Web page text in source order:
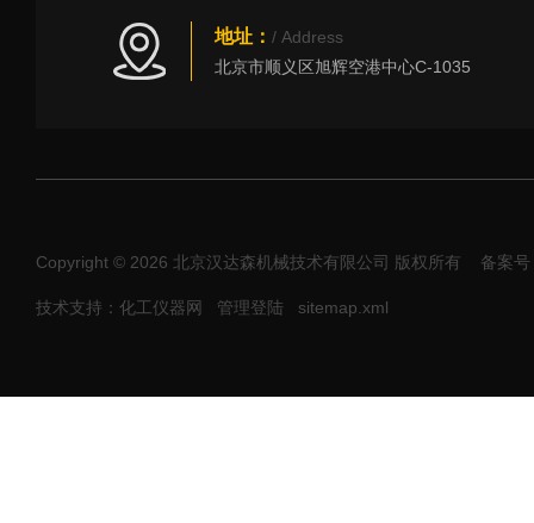
地址： / Address
北京市顺义区旭辉空港中心C-1035
Copyright © 2026 北京汉达森机械技术有限公司 版权所有 备案
技术支持：化工仪器网 管理登陆 sitemap.xml